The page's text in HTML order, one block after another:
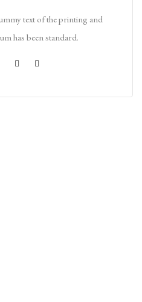
text of the printing and
has been standard.